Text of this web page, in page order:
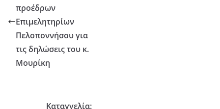
προέδρων
Επιμελητηρίων
Πελοποννήσου για
τις δηλώσεις του κ.
Μουρίκη
Καταγγελία: